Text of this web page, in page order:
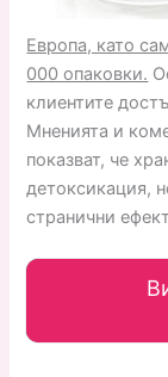
Европа, като
000 опаковки.
клиентите
Мненията и
показват, че
детоксикация,
странични